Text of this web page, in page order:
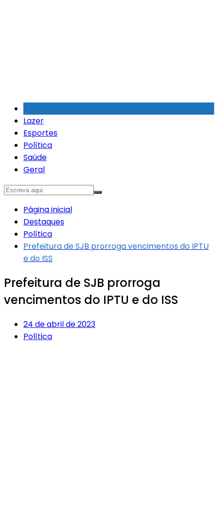
Lazer
Esportes
Política
Saúde
Geral
Página inicial
Destaques
Política
Prefeitura de SJB prorroga vencimentos do IPTU
e do ISS
Prefeitura de SJB prorroga
vencimentos do IPTU e do ISS
24 de abril de 2023
Política